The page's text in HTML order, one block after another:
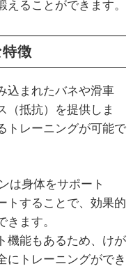
ることができます。
徴
込まれたバネや滑車
（抵抗）を提供しま
トレーニングが可能で
は身体をサポート
トすることで、効果的
ます。
機能もあるため、けが
にトレーニングができ